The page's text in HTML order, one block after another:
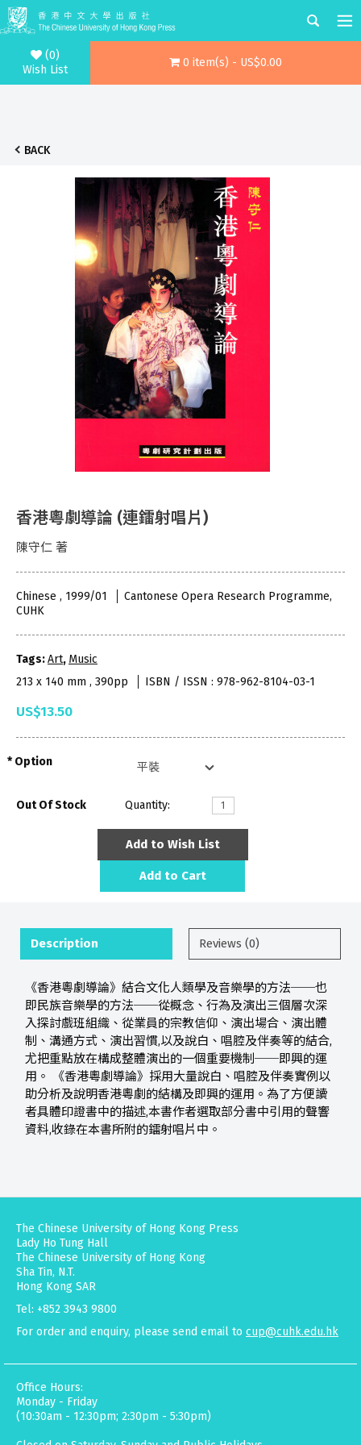
(0)
Wish List
0 item(s) - US$0.00
BACK
香港粵劇導論 (連鐳射唱片)
陳守仁 著
Chinese , 1999/01
Cantonese Opera Research Programme,
CUHK
Tags:Art, Music
213 x 140 mm , 390pp
ISBN / ISSN : 978-962-8104-03-1
US$13.50
Option
Out Of Stock Quantity:
Add to Wish List
Add to Cart
Description Reviews (0)
《香港粵劇導論》結合文化人類學及音樂學的方法──也
即民族音樂學的方法──從概念、行為及演出三個層次深
入探討戲班組織、從業員的宗教信仰、演出場合、演出體
制、溝通方式、演出習慣,以及說白、唱腔及伴奏等的結合,
尤把重點放在構成整體演出的一個重要機制──即興的運
用。 《香港粵劇導論》採用大量說白、唱腔及伴奏實例以
助分析及說明香港粵劇的結構及即興的運用。為了方便讀
者具體印證書中的描述,本書作者選取部分書中引用的聲響
資料,收錄在本書所附的鐳射唱片中。
The Chinese University of Hong Kong Press
Lady Ho Tung Hall
The Chinese University of Hong Kong
Sha Tin, N.T.
Hong Kong SAR
Tel: +852 3943 9800
For order and enquiry, please send email to cup@cuhk.edu.hk
Office Hours:
Monday - Friday
(10:30am - 12:30pm; 2:30pm - 5:30pm)